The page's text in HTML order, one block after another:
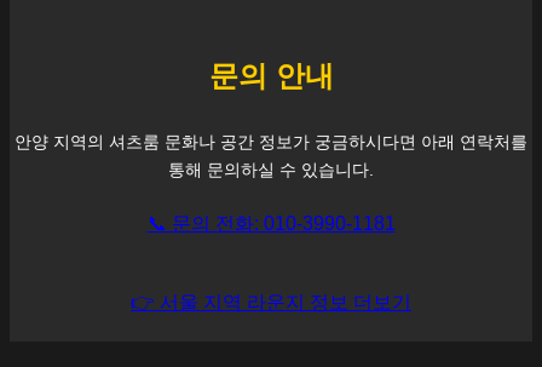
문의 안내
안양 지역의 셔츠룸 문화나 공간 정보가 궁금하시다면 아래 연락처를
통해 문의하실 수 있습니다.
📞 문의 전화: 010-3990-1181
👉 서울 지역 라운지 정보 더보기